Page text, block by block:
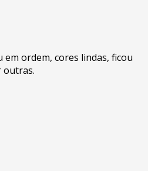
em ordem, cores lindas, ficou
outras.